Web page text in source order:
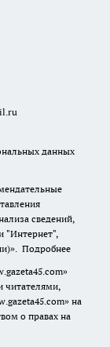
данных
сведений,
"Интернет",
Подробнее
читателями,
на
о правах на